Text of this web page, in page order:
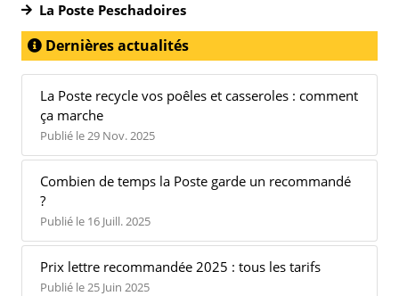
La Poste Peschadoires
Dernières actualités
La Poste recycle vos poêles et casseroles : comment
ça marche
Publié le 29 Nov. 2025
Combien de temps la Poste garde un recommandé
?
Publié le 16 Juill. 2025
Prix lettre recommandée 2025 : tous les tarifs
Publié le 25 Juin 2025